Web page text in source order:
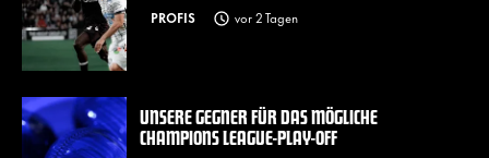
PROFIS vor 2 Tagen
UNSERE GEGNER FÜR DAS MÖGLICHE
CHAMPIONS LEAGUE-PLAY-OFF